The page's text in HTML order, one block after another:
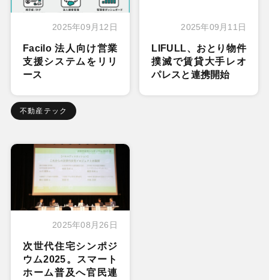
2025年09月12日
Facilo 法人向け営業
支援システムをリリ
ース
不動産テック
2025年09月11日
LIFULL、おとり物件
撲滅で賃貸大手レオ
パレスと連携開始
2025年08月26日
次世代住宅シンポジ
ウム2025。スマート
ホーム普及へ官民連